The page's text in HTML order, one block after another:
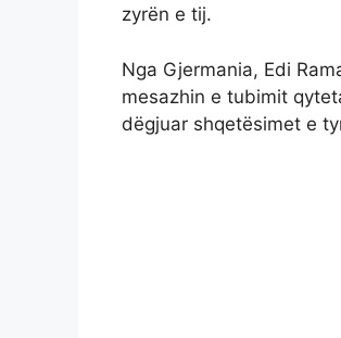
zyrën e tij.
Nga Gjermania, Edi
mesazhin e tubimit
dëgjuar shqetësimet e